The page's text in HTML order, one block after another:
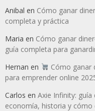
Anibal en Cómo ganar
completa y práctica
Maria en Cómo ganar
guía completa para
Hernan en
Cómo ganar
para emprender online
Carlos en Axie Infinity:
economía, historia y cómo